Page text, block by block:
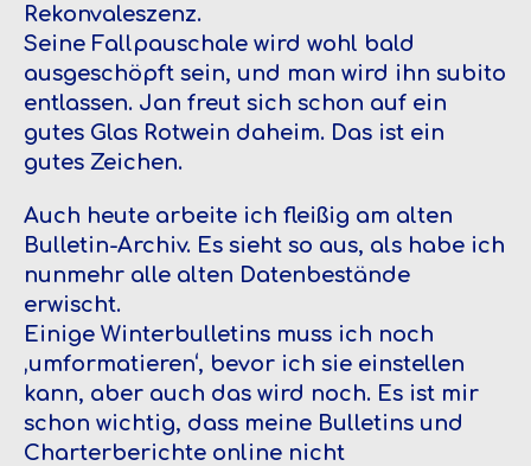
Rekonvaleszenz.
Seine Fallpauschale wird wohl bald
ausgeschöpft sein, und man wird ihn subito
entlassen. Jan freut sich schon auf ein
gutes Glas Rotwein daheim. Das ist ein
gutes Zeichen.
Auch heute arbeite ich fleißig am alten
Bulletin-Archiv. Es sieht so aus, als habe ich
nunmehr alle alten Datenbestände
erwischt.
Einige Winterbulletins muss ich noch
‚umformatieren‘, bevor ich sie einstellen
kann, aber auch das wird noch. Es ist mir
schon wichtig, dass meine Bulletins und
Charterberichte online nicht